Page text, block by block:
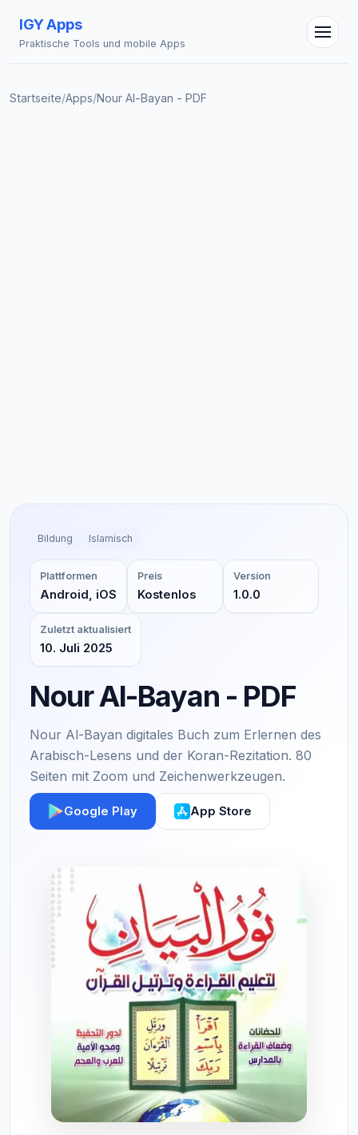
IGY Apps
Praktische Tools und mobile Apps
Startseite/Apps/Nour Al-Bayan - PDF
Bildung Islamisch
Plattformen
Android, iOS
Preis
Kostenlos
Version
1.0.0
Zuletzt aktualisiert
10. Juli 2025
Nour Al-Bayan - PDF
Nour Al-Bayan digitales Buch zum Erlernen des
Arabisch-Lesens und der Koran-Rezitation. 80
Seiten mit Zoom und Zeichenwerkzeugen.
Google Play App Store